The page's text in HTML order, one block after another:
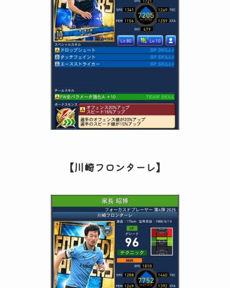
【川崎フロンターレ】